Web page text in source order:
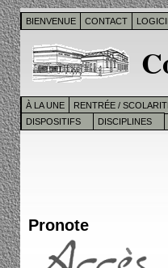
BIENVENUE CONTACT
À LA UNE RENTRÉE /
DISPOSITIFS
DISCIPLINES
Pronote